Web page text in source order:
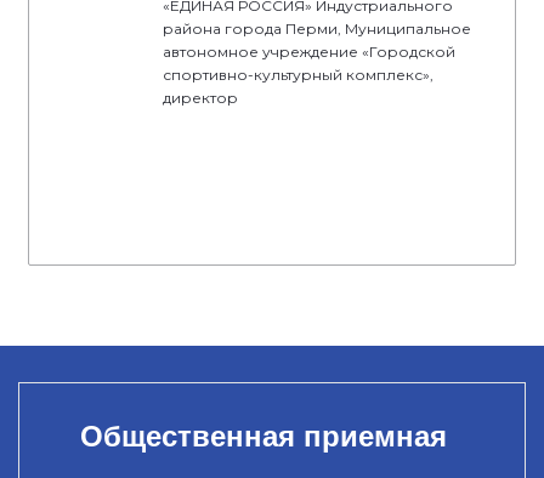
«ЕДИНАЯ РОССИЯ» Индустриального
района города Перми, Муниципальное
автономное учреждение «Городской
спортивно-культурный комплекс»,
директор
Общественная приемная